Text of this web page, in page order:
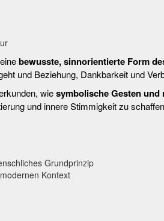
bewusste, sinnorientierte Form
und Beziehung, Dankbarkeit und
wiesymbolische Gesten
und innere Stimmigkeit zu
Grundprinzip
Kontext